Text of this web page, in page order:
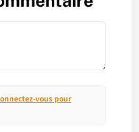
vous pour